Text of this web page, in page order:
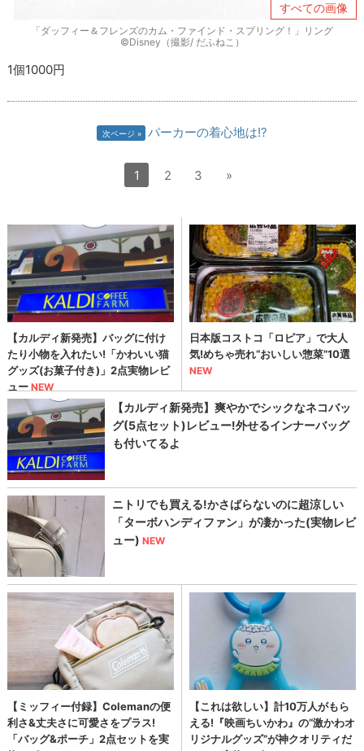
すべての画像
「ダッフィー＆フレンズのカム・ファインド・スプリング！」リング
©Disney（撮影/ だふねこ）
1個1000円
次ページ パーカーの着心地は!?
1 2 3 »